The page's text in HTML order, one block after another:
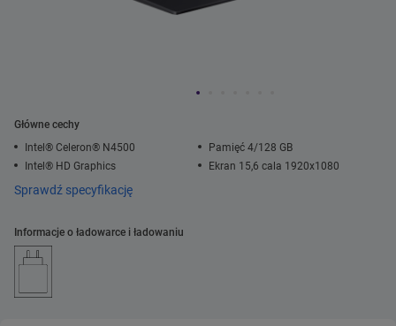
Główne cechy
Intel® Celeron® N4500
Pamięć 4/128 GB
Intel® HD Graphics
Ekran 15,6 cala 1920x1080
Sprawdź specyfikację
Informacje o ładowarce i ładowaniu